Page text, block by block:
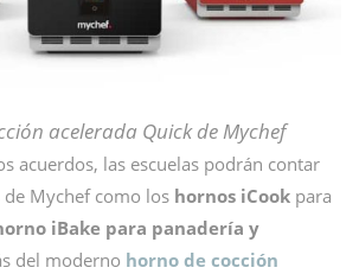
acelerada Quick de Mychef
acuerdos, las escuelas podrán contar
Mychef como los hornos iCook para
iBake para panadería y
del moderno horno de cocción